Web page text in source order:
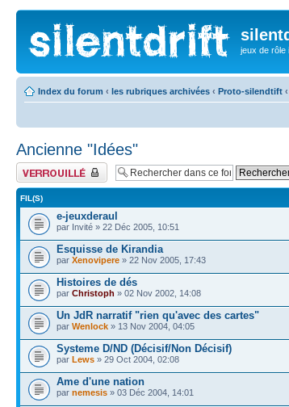
jeux de rôle
Index du forum ‹ les rubriques archivées ‹ Proto-silendtift ‹
Ancienne "Idées"
Forum verrouillé
FIL(S)
e-jeuxderaul
par Invité » 22 Déc 2005, 10:51
Esquisse de Kirandia
par Xenovipere » 22 Nov 2005, 17:43
Histoires de dés
par Christoph » 02 Nov 2002, 14:08
Un JdR narratif "rien qu'avec des cartes"
par Wenlock » 13 Nov 2004, 04:05
Systeme D/ND (Décisif/Non Décisif)
par Lews » 29 Oct 2004, 02:08
Ame d'une nation
par nemesis » 03 Déc 2004, 14:01